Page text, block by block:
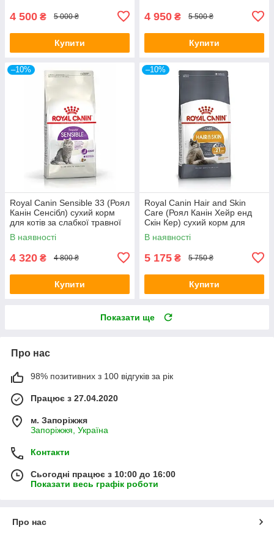
4 500 ₴ 5 000 ₴
Купити
4 950 ₴ 5 500 ₴
Купити
–10%
Royal Canin Sensible 33 (Роял
Канін Сенсібл) сухий корм
для котів за слабкої травної
системи з 12 міс.
В наявності
4 320 ₴ 4 800 ₴
Купити
–10%
Royal Canin Hair and Skin
Care (Роял Канін Хейр енд
Скін Кер) сухий корм для
кішок для шкіри та шерсті від
12 міс
В наявності
5 175 ₴ 5 750 ₴
Купити
Показати ще
Про нас
98% позитивних з 100 відгуків за рік
Працює з 27.04.2020
м. Запоріжжя
Запоріжжя, Україна
Контакти
Сьогодні працює з 10:00 до 16:00
Показати весь графік роботи
Про нас